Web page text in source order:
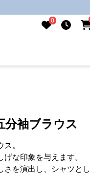
0
分袖ブラウス
。
な印象を与えます。
さを演出し、シャツとし